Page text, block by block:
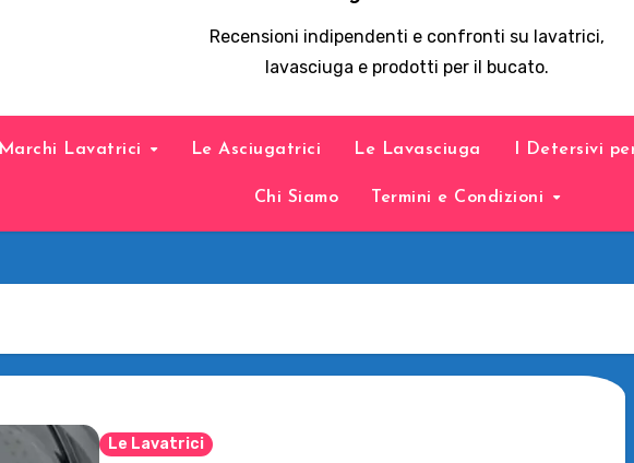
Recensioni indipendenti e confronti su lavatrici,
lavasciuga e prodotti per il bucato.
Marchi Lavatrici Le Asciugatrici Le Lavasciuga I Detersivi
Chi Siamo Termini e Condizioni
Le Lavatrici